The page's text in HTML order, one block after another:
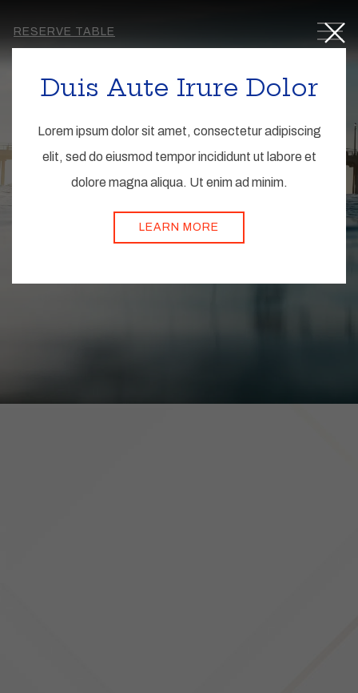
RESERVE TABLE
Close
Duis Aute Irure Dolor
Lorem ipsum dolor sit amet, consectetur adipiscing
elit, sed do eiusmod tempor incididunt ut labore et
dolore magna aliqua. Ut enim ad minim.
LEARN MORE